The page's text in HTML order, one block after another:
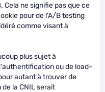
Cela ne signifie pas que ce
pour de l'A/B testing
comme visant à
plus sujet à
ou de load-
autant à trouver de
la CNIL serait